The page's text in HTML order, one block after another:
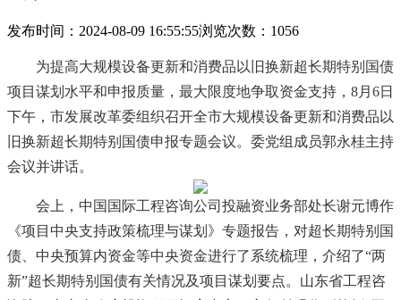
发布时间：2024-08-09 16:55:55浏览次数：1056
为提高大规模设备更新和消费品以旧换新超长期特别国债
项目谋划水平和申报质量，最大限度地争取资金支持， 8月6日
下午，市发展改革委组织召开全市大规模设备更新和消费品以
旧换新超长期特别国债申报专题会议。委党组成员郭永桂主持
会议并讲话。
会上，中国国际工程咨询公司投融资业务部处长谢元博作
《项目中央支持政策梳理与谋划》专题报告，对超长期特别国
债、中央预算内资金等中央资金进行了系统梳理，介绍了“两
新”超长期特别国债有关情况及项目谋划要点。山东省工程咨